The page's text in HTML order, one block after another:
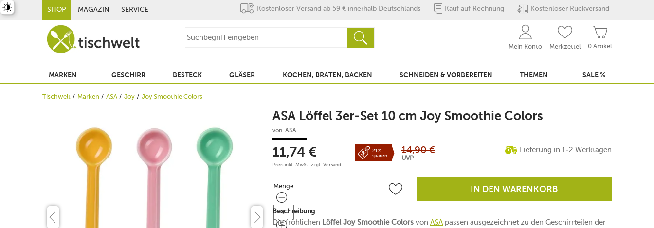
SHOP MAGAZIN SERVICE Kostenloser Versand ab 59 € innerhalb Deutschlands Kauf auf Rechnung Kostenloser Rückversand
0 Artikel
Mein Konto Merkzettel
MARKEN GESCHIRR BESTECK GLÄSER KOCHEN, BRATEN, BACKEN SCHNEIDEN & VORBEREITEN THEMEN SALE %
Tischwelt Marken ASA Joy Joy Smoothie Colors
ASA Löffel 3er-Set 10 cm Joy Smoothie Colors
von ASA
11,74 €
Preis inkl. MwSt. zzgl. Versand
21%
sparen
14,90 €
UVP
Lieferung in 1-2 Werktagen
Menge
Menge IN DEN WARENKORB
Beschreibung
Die fröhlichen Löffel Joy Smoothie Colors von ASApassen ausgezeichnet zu den Geschirrteilen der
umschalten